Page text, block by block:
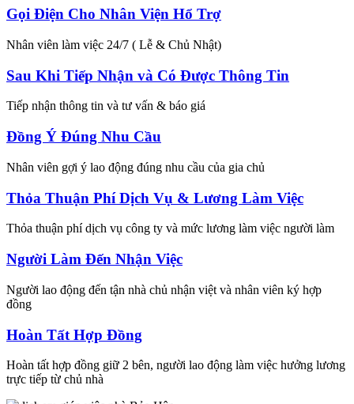
Gọi Điện Cho Nhân Viện Hổ Trợ
Nhân viên làm việc 24/7 ( Lễ & Chủ Nhật)
Sau Khi Tiếp Nhận và Có Được Thông Tin
Tiếp nhận thông tin và tư vấn & báo giá
Đồng Ý Đúng Nhu Cầu
Nhân viên gợi ý lao động đúng nhu cầu của gia chủ
Thỏa Thuận Phí Dịch Vụ & Lương Làm Việc
Thỏa thuận phí dịch vụ công ty và mức lương làm việc người làm
Người Làm Đến Nhận Việc
Người lao động đến tận nhà chủ nhận việt và nhân viên ký hợp
đồng
Hoàn Tất Hợp Đồng
Hoàn tất hợp đồng giữ 2 bên, người lao động làm việc hưởng lương
trực tiếp từ chủ nhà